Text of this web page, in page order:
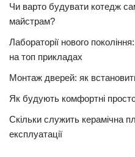
Чи варто будувати котедж
майстрам?
Лабораторії нового
на топ прикладах
Монтаж дверей: як
Як будують комфортні
Скільки служить керамічна
експлуатації